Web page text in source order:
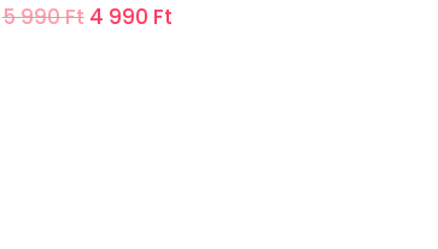
5 990Ft Original
4 990 FtCurrent